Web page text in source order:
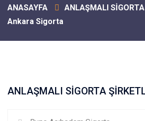
ANASAYFA
ANLAŞMALI
Ankara Sigorta
ANLAŞMALI SİGORTA